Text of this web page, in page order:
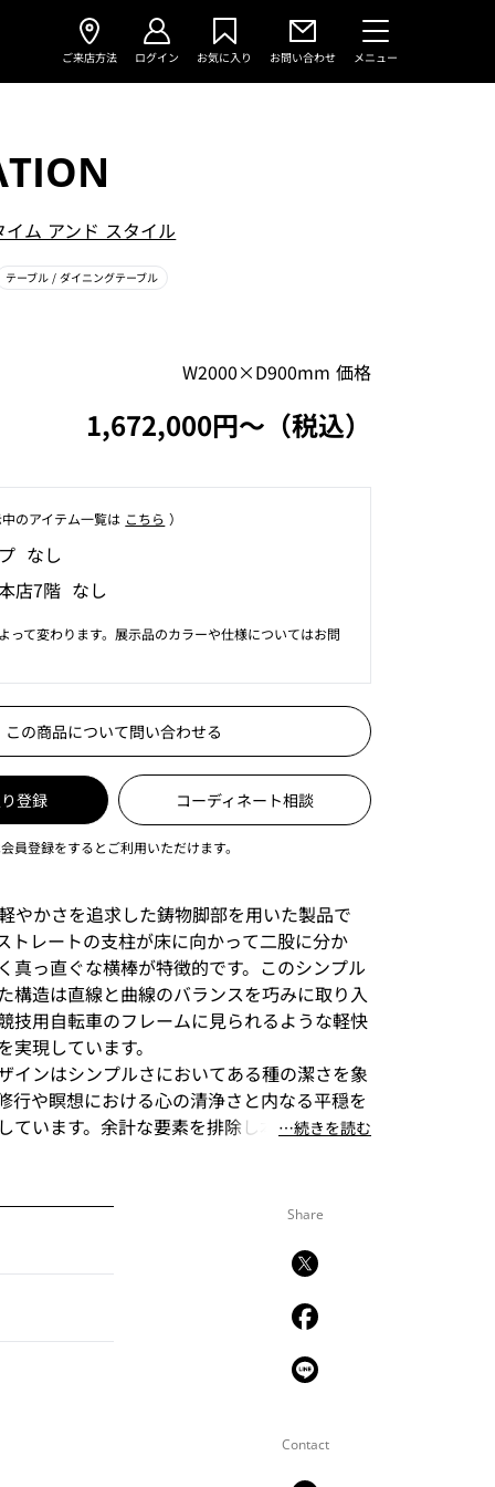
ご来店方法 ログイン お気に入り お問い合わせ メニュー
イム アンド スタイル
テーブル/ ダイニングテーブル
W2000×D900mm 価格
1,672,000円〜（税込）
のアイテム⼀覧は こちら ）
なし
店7階 なし
って変わります。展示品のカラーや仕様についてはお問
この商品について問い合わせる
登録 コーディネート相談
員登録をするとご利用いただけます。
やかさを追求した鋳物脚部を用いた製品で
トレートの支柱が床に向かって二股に分か
真っ直ぐな横棒が特徴的です。このシンプル
構造は直線と曲線のバランスを巧みに取り入
技用自転車のフレームに見られるような軽快
実現しています。
インはシンプルさにおいてある種の潔さを象
行や瞑想における心の清浄さと内なる平穏を
ています。余計な要素を排除し本質を追求す
異なる雰囲気を提供します。シンプルながら
⋯続きを読む
Share
Contact